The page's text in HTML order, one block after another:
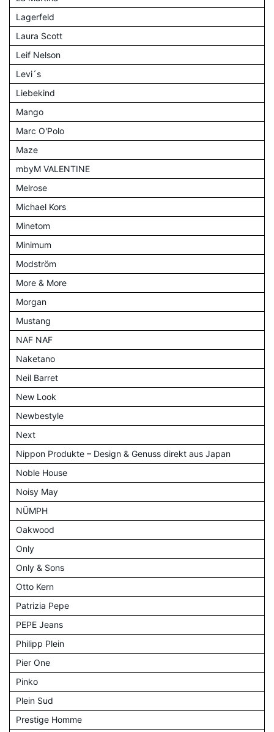
Lagerfeld
Laura Scott
Leif Nelson
Levi´s
Liebekind
Mango
Marc O'Polo
Maze
mbyM VALENTINE
Melrose
Michael Kors
Minetom
Minimum
Modström
More & More
Morgan
Mustang
NAF NAF
Naketano
Neil Barret
New Look
Newbestyle
Next
Nippon Produkte – Design & Genuss direkt aus Japan
Noble House
Noisy May
NÜMPH
Oakwood
Only
Only & Sons
Otto Kern
Patrizia Pepe
PEPE Jeans
Philipp Plein
Pier One
Pinko
Plein Sud
Prestige Homme